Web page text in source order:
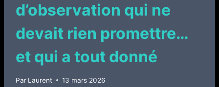
d’observation qui ne
devait rien promettre…
et qui a tout donné
Par Laurent 13 mars 2026